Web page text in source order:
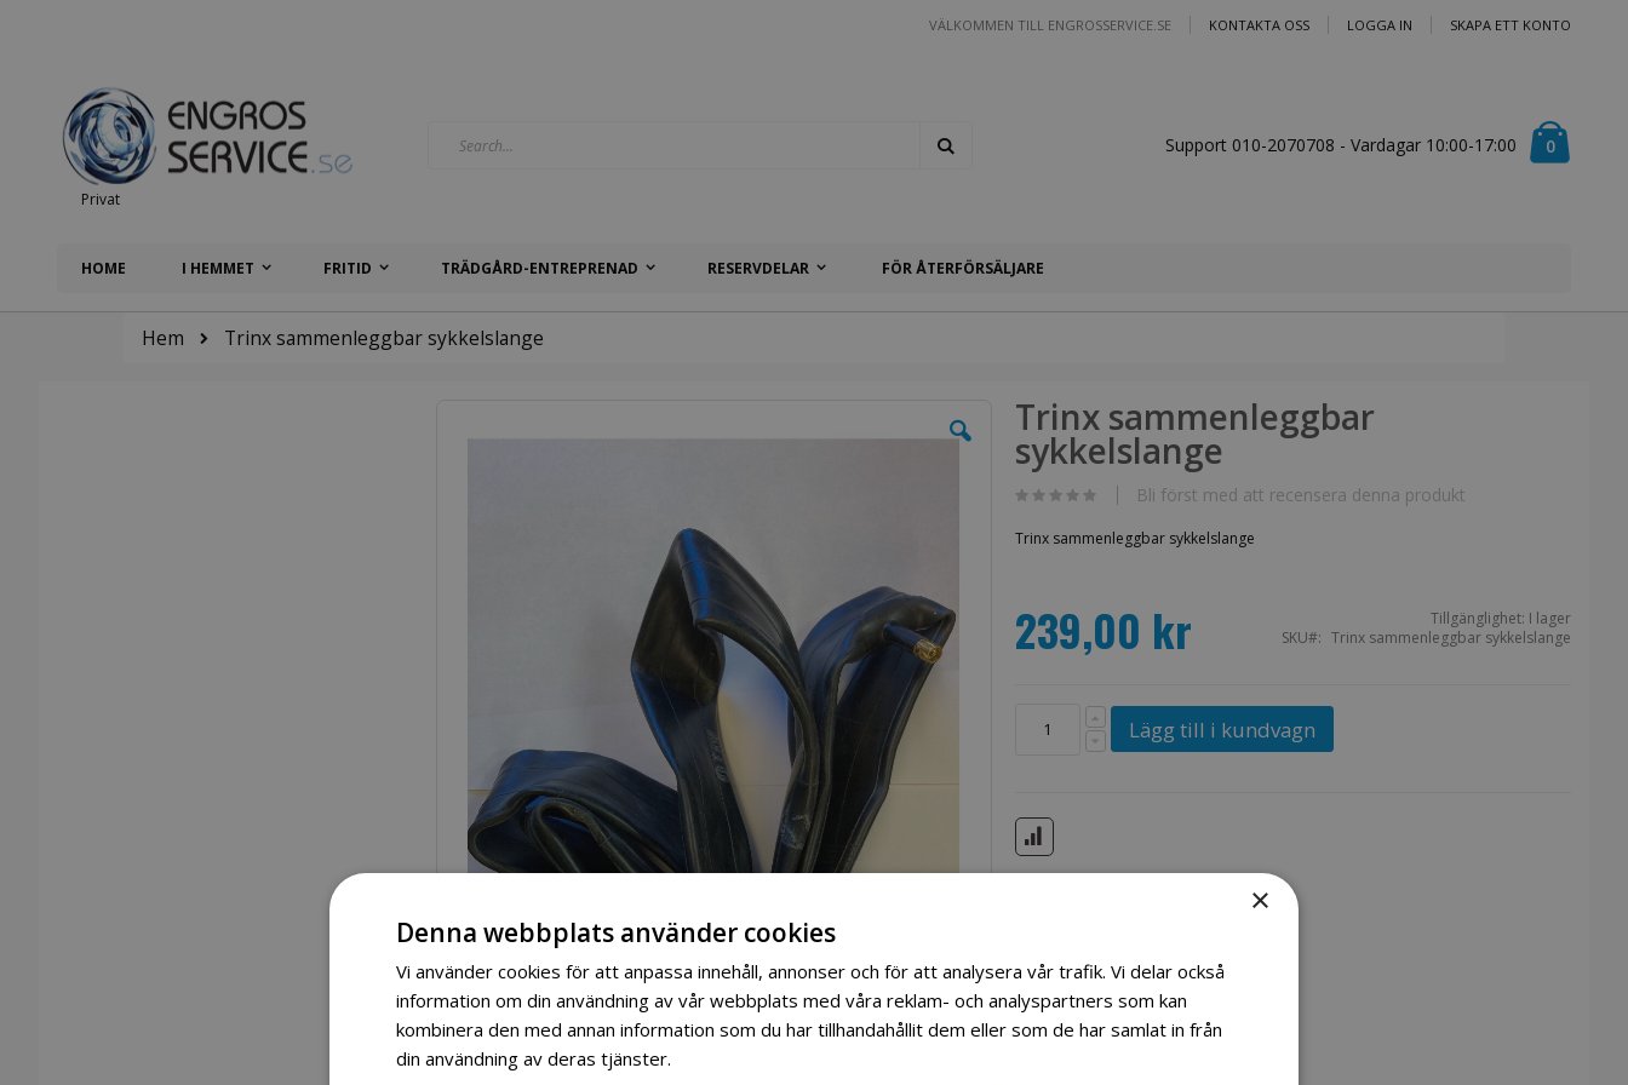
VÄLKOMMEN TILL ENGROSSERVICE.SE KONTAKTA OSS LOGGA IN SKAPA ETT KONTO
Privat
0artiklar
Support 010-2070708 - Vardagar 10:00-17:00
HOME I HEMMET FRITID TRÄDGÅRD-ENTREPRENAD RESERVDELAR FÖR ÅTERFÖRSÄLJARE
Hem Trinx sammenleggbar sykkelslange
Trinx sammenleggbar
sykkelslange
Bli först med att recensera denna produkt
Trinx sammenleggbar sykkelslange
239,00 kr Tillgänglighet: I lager
SKU
Trinx sammenleggbar sykkelslange
Lägg till i kundvagn
×
Denna webbplats använder cookies
Vi använder cookies för att anpassa innehåll, annonser och för att analysera vår trafik. Vi delar också
information om din användning av vår webbplats med våra reklam- och analyspartners som kan
kombinera den med annan information som du har tillhandahållit dem eller som de har samlat in från
din användning av deras tjänster.